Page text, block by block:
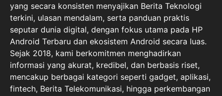
yang secara konsisten menyajikan Berita Teknologi
terkini, ulasan mendalam, serta panduan praktis
seputar dunia digital, dengan fokus utama pada HP
Android Terbaru dan ekosistem Android secara luas.
Sejak 2018, kami berkomitmen menghadirkan
informasi yang akurat, kredibel, dan berbasis riset,
mencakup berbagai kategori seperti gadget, aplikasi,
fintech, Berita Telekomunikasi, hingga perkembangan